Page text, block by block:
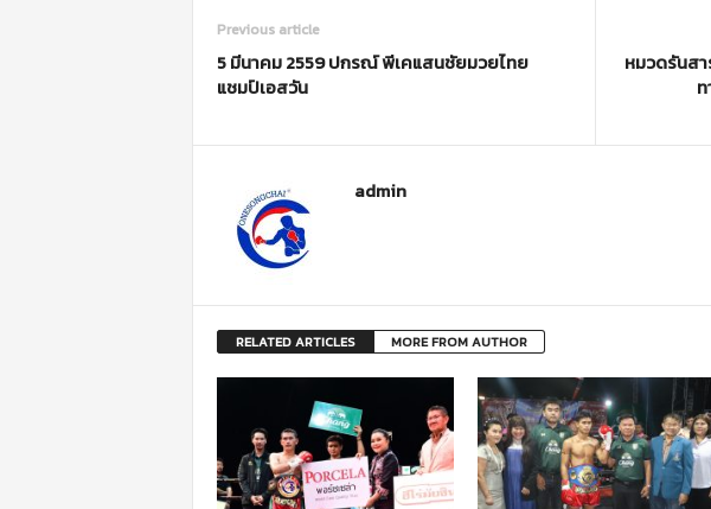
Previous article
5 มีนาคม 2559 ปกรณ์ พีเคแสนชัยมวยไทย
แชมป์เอสวัน
หมวดรันส
admin
RELATED ARTICLES MORE FROM AUTHOR